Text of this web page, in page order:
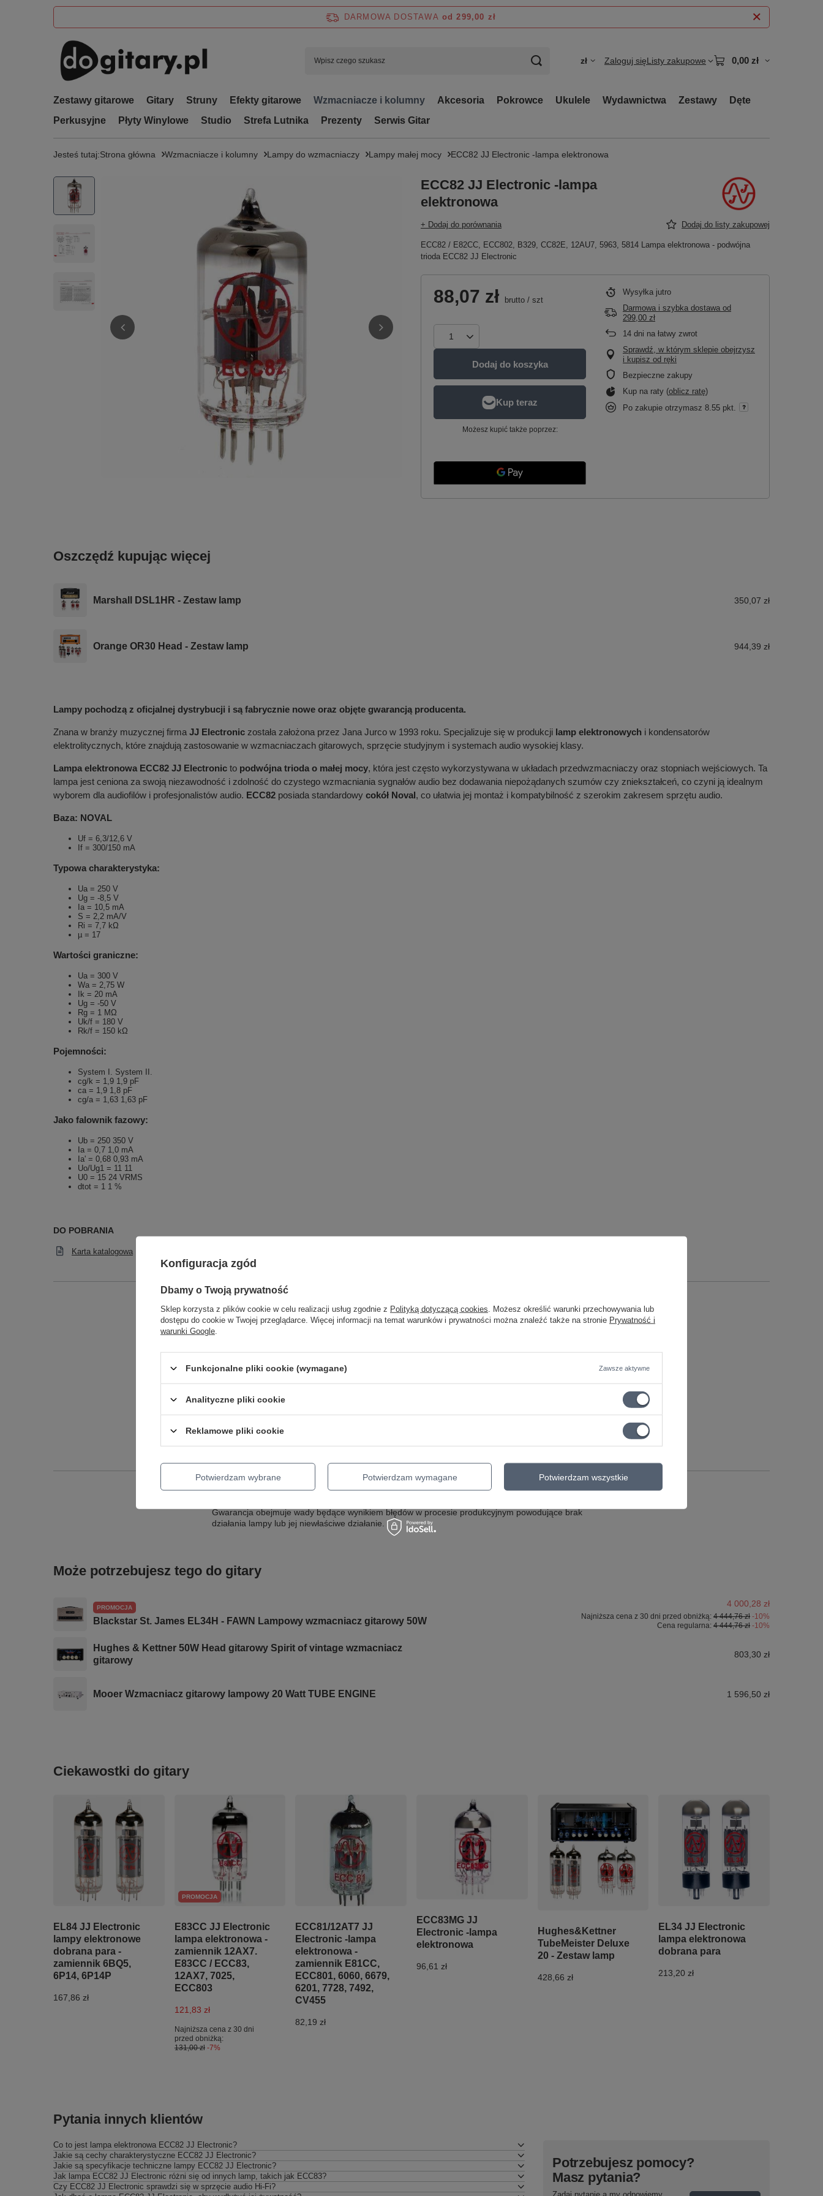
DARMOWA DOSTAWA od 299,00 zł
zł Zaloguj sięListy zakupowe 0,00 zł
Zestawy gitarowe Gitary Struny Efekty gitarowe Wzmacniacze i kolumny Akcesoria Pokrowce Ukulele Wydawnictwa Zestawy
Dęte
Perkusyjne
Płyty Winylowe Studio Strefa Lutnika Prezenty Serwis Gitar
Jesteś tutaj:Strona główna Wzmacniacze i kolumny Lampy do wzmacniaczy Lampy małej mocy ECC82 JJ Electronic -lampa elektronowa
ECC82 JJ Electronic -lampa
elektronowa
+ Dodaj do porównania Dodaj do listy zakupowej
ECC82 / E82CC, ECC802, B329, CC82E, 12AU7, 5963, 5814 Lampa elektronowa - podwójna
trioda ECC82 JJ Electronic
88,07 zł brutto / szt
Dodaj do koszyka
Możesz kupić także poprzez:
Wysyłka jutro
Darmowa i szybka dostawa od
299,00 zł
14 dni na łatwy zwrot
Sprawdź, w którym sklepie obejrzysz
i kupisz od ręki
Bezpieczne zakupy
Kup na raty (oblicz ratę)
Po zakupie otrzymasz 8.55 pkt.
Oszczędź kupując więcej
Marshall DSL1HR - Zestaw lamp 350,07 zł
Orange OR30 Head - Zestaw lamp 944,39 zł
Lampy pochodzą z oficjalnej dystrybucji i są fabrycznie nowe oraz objęte gwarancją producenta.
Znana w branży muzycznej firma JJ Electronic została założona przez Jana Jurco w 1993 roku. Specjalizuje się w produkcji lamp elektronowych i kondensatorów
elektrolitycznych, które znajdują zastosowanie w wzmacniaczach gitarowych, sprzęcie studyjnym i systemach audio wysokiej klasy.
Lampa elektronowa ECC82 JJ Electronic to podwójna trioda o małej mocy, która jest często wykorzystywana w układach przedwzmacniaczy oraz stopniach wejściowych. Ta
lampa jest ceniona za swoją niezawodność i zdolność do czystego wzmacniania sygnałów audio bez dodawania niepożądanych szumów czy zniekształceń, co czyni ją idealnym
wyborem dla audiofilów i profesjonalistów audio. ECC82 posiada standardowy cokół Noval, co ułatwia jej montaż i kompatybilność z szerokim zakresem sprzętu audio.
Baza: NOVAL
Uf = 6,3/12,6 V
If = 300/150 mA
Typowa charakterystyka:
Ua = 250 V
Ug = -8,5 V
Ia = 10,5 mA
S = 2,2 mA/V
Ri = 7,7 kΩ
µ = 17
Wartości graniczne:
Ua = 300 V
Wa = 2,75 W
Ik = 20 mA
Ug = -50 V
Rg = 1 MΩ
Uk/f = 180 V
Rk/f = 150 kΩ
Pojemności:
System I. System II.
cg/k = 1,9 1,9 pF
ca = 1,9 1,8 pF
cg/a = 1,63 1,63 pF
Jako falownik fazowy:
Ub = 250 350 V
Ia = 0,7 1,0 mA
Ia' = 0,68 0,93 mA
Uo/Ug1 = 11 11
U0 = 15 24 VRMS
dtot = 1 1 %
DO POBRANIA
Karta katalogowa
Podmiot odpowiedzialny za ten produkt na terenie UE JJ Electronic Więcej
GWARANCJA NA 6 MIESIĘCY
Gwarancja obejmuje wady będące wynikiem błędów w procesie produkcyjnym powodujące brak
działania lampy lub jej niewłaściwe działanie.
Może potrzebujesz tego do gitary
PROMOCJA
Blackstar St. James EL34H - FAWN Lampowy wzmacniacz gitarowy 50W
4 000,28 zł
Najniższa cena z 30 dni przed obniżką: 4 444,76 zł -10%
Cena regularna: 4 444,76 zł -10%
Hughes & Kettner 50W Head gitarowy Spirit of vintage wzmacniacz
gitarowy
803,30 zł
Mooer Wzmacniacz gitarowy lampowy 20 Watt TUBE ENGINE 1 596,50 zł
Ciekawostki do gitary
EL84 JJ Electronic
lampy elektronowe
dobrana para -
zamiennik 6BQ5,
6P14, 6P14P
167,86 zł
PROMOCJA
E83CC JJ Electronic
lampa elektronowa -
zamiennik 12AX7.
E83CC / ECC83,
12AX7, 7025,
ECC803
121,83 zł
Najniższa cena z 30 dni
przed obniżką:
131,00 zł -7%
ECC81/12AT7 JJ
Electronic -lampa
elektronowa -
zamiennik E81CC,
ECC801, 6060, 6679,
6201, 7728, 7492,
CV455
82,19 zł
ECC83MG JJ
Electronic -lampa
elektronowa
96,61 zł
Hughes&Kettner
TubeMeister Deluxe
20 - Zestaw lamp
428,66 zł
EL34 JJ Electronic
lampa elektronowa
dobrana para
213,20 zł
Pytania innych klientów
Co to jest lampa elektronowa ECC82 JJ Electronic?
Jakie są cechy charakterystyczne ECC82 JJ Electronic?
Jakie są specyfikacje techniczne lampy ECC82 JJ Electronic?
Jak lampa ECC82 JJ Electronic różni się od innych lamp, takich jak ECC83?
Czy ECC82 JJ Electronic sprawdzi się w sprzęcie audio Hi-Fi?
Potrzebujesz pomocy?
Masz pytania?
Konfiguracja zgód
Dbamy o Twoją prywatność
Sklep korzysta z plików cookie w celu realizacji usług zgodnie z Polityką dotyczącą cookies . Możesz określić warunki przechowywania lub
dostępu do cookie w Twojej przeglądarce. Więcej informacji na temat warunków i prywatności można znaleźć także na stronie Prywatność i
warunki Google
Funkcjonalne pliki cookie (wymagane) Zawsze aktywne
Analityczne pliki cookie
Reklamowe pliki cookie
Potwierdzam wybrane Potwierdzam wymagane Potwierdzam wszystkie